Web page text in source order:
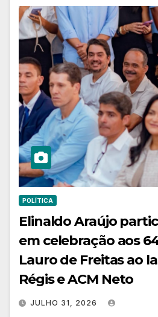
POLÍTICA
Elinaldo Araújo
em celebração aos
Lauro de Freitas ao
Régis e ACM Neto
JULHO 31, 2026